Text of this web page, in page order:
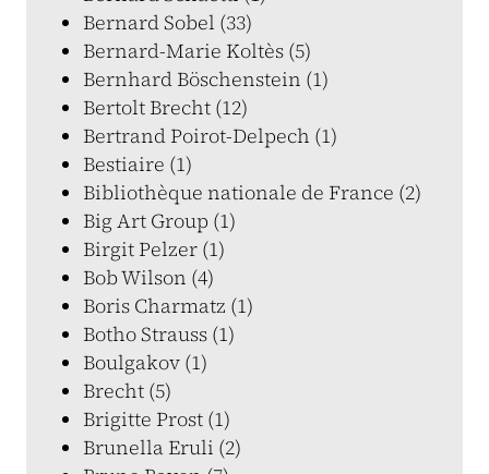
Bernard Sobel (33)
Bernard-Marie Koltès (5)
Bernhard Böschenstein (1)
Bertolt Brecht (12)
Bertrand Poirot-Delpech (1)
Bestiaire (1)
Bibliothèque nationale de France (2)
Big Art Group (1)
Birgit Pelzer (1)
Bob Wilson (4)
Boris Charmatz (1)
Botho Strauss (1)
Boulgakov (1)
Brecht (5)
Brigitte Prost (1)
Brunella Eruli (2)